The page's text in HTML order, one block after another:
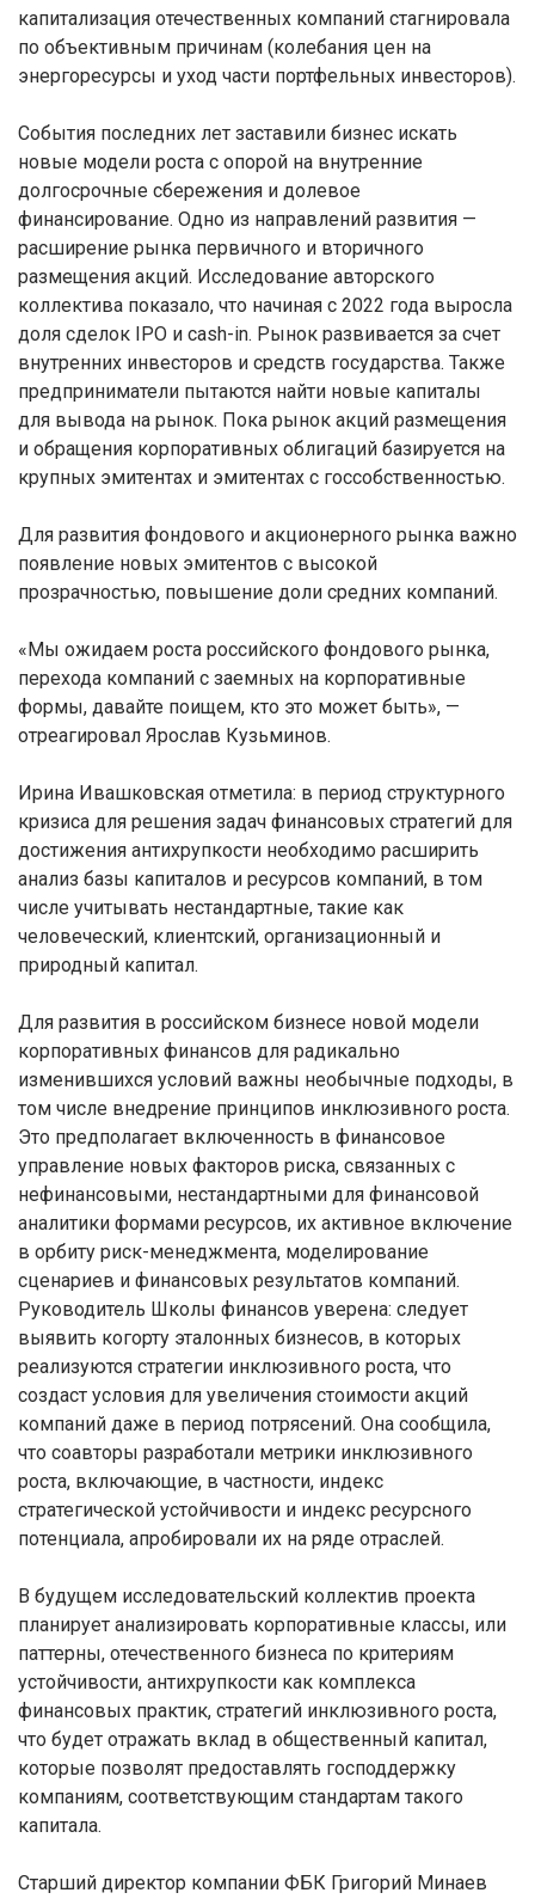
капитализация отечественных компаний стагнировала
по объективным причинам (колебания цен на
энергоресурсы и уход части портфельных инвесторов).
События последних лет заставили бизнес искать
новые модели роста с опорой на внутренние
долгосрочные сбережения и долевое
финансирование. Одно из направлений развития —
расширение рынка первичного и вторичного
размещения акций. Исследование авторского
коллектива показало, что начиная с 2022 года выросла
доля сделок IPO и cash-in. Рынок развивается за счет
внутренних инвесторов и средств государства. Также
предприниматели пытаются найти новые капиталы
для вывода на рынок. Пока рынок акций размещения
и обращения корпоративных облигаций базируется на
крупных эмитентах и эмитентах с госсобственностью.
Для развития фондового и акционерного рынка важно
появление новых эмитентов с высокой
прозрачностью, повышение доли средних компаний.
«Мы ожидаем роста российского фондового рынка,
перехода компаний с заемных на корпоративные
формы, давайте поищем, кто это может быть», —
отреагировал Ярослав Кузьминов.
Ирина Ивашковская отметила: в период структурного
кризиса для решения задач финансовых стратегий для
достижения антихрупкости необходимо расширить
анализ базы капиталов и ресурсов компаний, в том
числе учитывать нестандартные, такие как
человеческий, клиентский, организационный и
природный капитал.
Для развития в российском бизнесе новой модели
корпоративных финансов для радикально
изменившихся условий важны необычные подходы, в
том числе внедрение принципов инклюзивного роста.
Это предполагает включенность в финансовое
управление новых факторов риска, связанных с
нефинансовыми, нестандартными для финансовой
аналитики формами ресурсов, их активное включение
в орбиту риск-менеджмента, моделирование
сценариев и финансовых результатов компаний.
Руководитель Школы финансов уверена: следует
выявить когорту эталонных бизнесов, в которых
реализуются стратегии инклюзивного роста, что
создаст условия для увеличения стоимости акций
компаний даже в период потрясений. Она сообщила,
что соавторы разработали метрики инклюзивного
роста, включающие, в частности, индекс
стратегической устойчивости и индекс ресурсного
потенциала, апробировали их на ряде отраслей.
В будущем исследовательский коллектив проекта
планирует анализировать корпоративные классы, или
паттерны, отечественного бизнеса по критериям
устойчивости, антихрупкости как комплекса
финансовых практик, стратегий инклюзивного роста,
что будет отражать вклад в общественный капитал,
которые позволят предоставлять господдержку
компаниям, соответствующим стандартам такого
капитала.
Старший директор компании ФБК Григорий Минаев